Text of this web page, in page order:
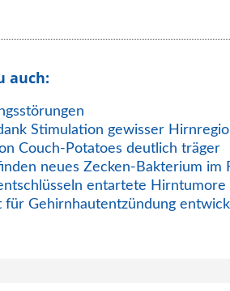
auch:
Stimulation gewisser
Couch-Potatoes deutlich träger
neues Zecken-Bakterium im
entartete Hirntumore
für Gehirnhautentzündung